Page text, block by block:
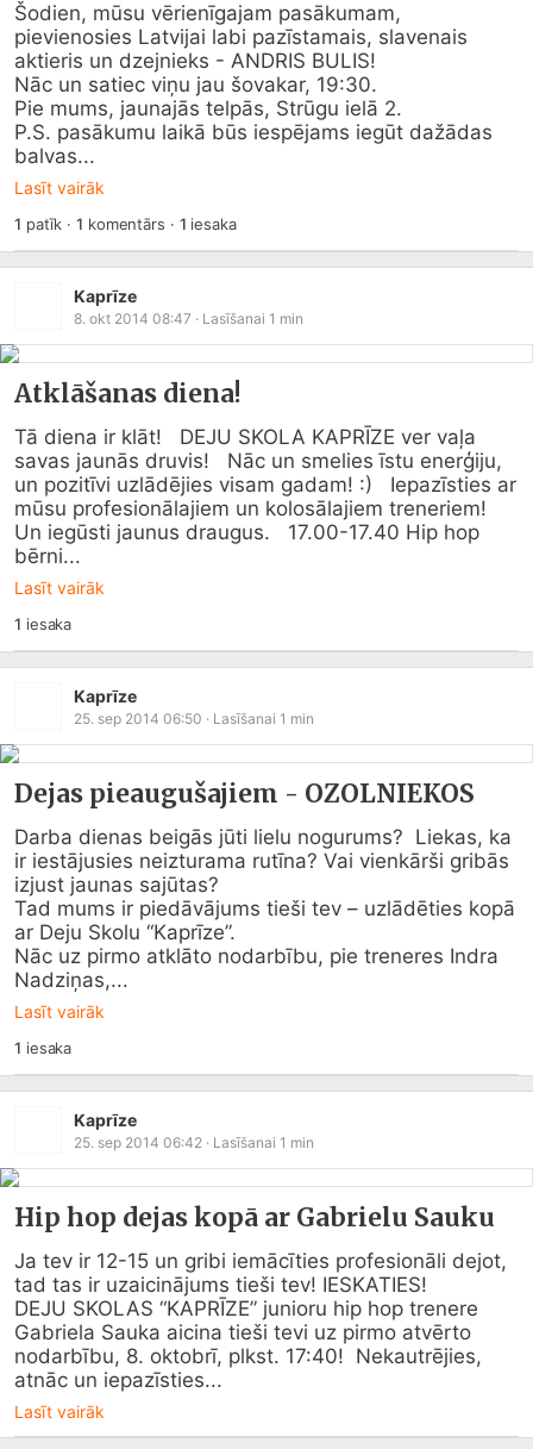
Šodien, mūsu vērienīgajam pasākumam,
pievienosies Latvijai labi pazīstamais, slavenais
aktieris un dzejnieks - ANDRIS BULIS!
Nāc un satiec viņu jau šovakar, 19:30.
Pie mums, jaunajās telpās, Strūgu ielā 2.
P.S. pasākumu laikā būs iespējams iegūt dažādas
balvas...
Lasīt vairāk
1 patīk ·1 komentārs · 1 iesaka
Kaprīze
8. okt 2014 08:47 · Lasīšanai 1 min
Atklāšanas diena!
Tā diena ir klāt!   DEJU SKOLA KAPRĪZE ver vaļa
savas jaunās druvis!   Nāc un smelies īstu enerģiju,
un pozitīvi uzlādējies visam gadam! :)   Iepazīsties ar
mūsu profesionālajiem un kolosālajiem treneriem!
Un iegūsti jaunus draugus.   17.00-17.40 Hip hop
bērni...
Lasīt vairāk
1 iesaka
Kaprīze
25. sep 2014 06:50 · Lasīšanai 1 min
Dejas pieaugušajiem - OZOLNIEKOS
Darba dienas beigās jūti lielu nogurums?  Liekas, ka
ir iestājusies neizturama rutīna? Vai vienkārši gribās
izjust jaunas sajūtas?
Tad mums ir piedāvājums tieši tev – uzlādēties kopā
ar Deju Skolu “Kaprīze”.
Nāc uz pirmo atklāto nodarbību, pie treneres Indra
Nadziņas,...
Lasīt vairāk
1 iesaka
Kaprīze
25. sep 2014 06:42 · Lasīšanai 1 min
Hip hop dejas kopā ar Gabrielu Sauku
Ja tev ir 12-15 un gribi iemācīties profesionāli dejot,
tad tas ir uzaicinājums tieši tev! IESKATIES!
DEJU SKOLAS “KAPRĪZE” junioru hip hop trenere
Gabriela Sauka aicina tieši tevi uz pirmo atvērto
nodarbību, 8. oktobrī, plkst. 17:40!  Nekautrējies,
atnāc un iepazīsties...
Lasīt vairāk